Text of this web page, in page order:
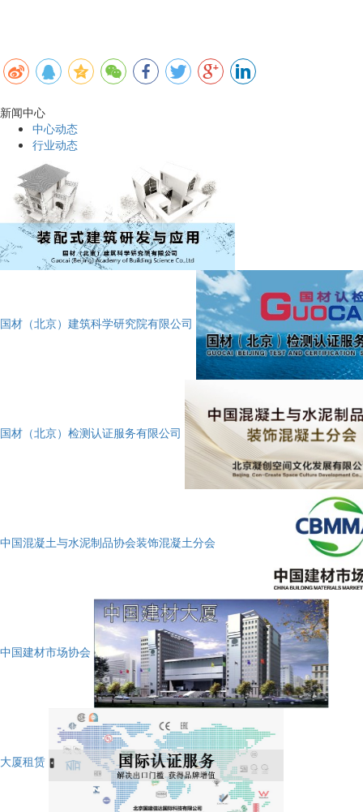
新闻中心
中心动态
行业动态
国材（北京）建筑科学研究院有限公司
国材（北京）检测认证服务有限公司
中国混凝土与水泥制品协会装饰混凝土分会
中国建材市场协会
大厦租赁